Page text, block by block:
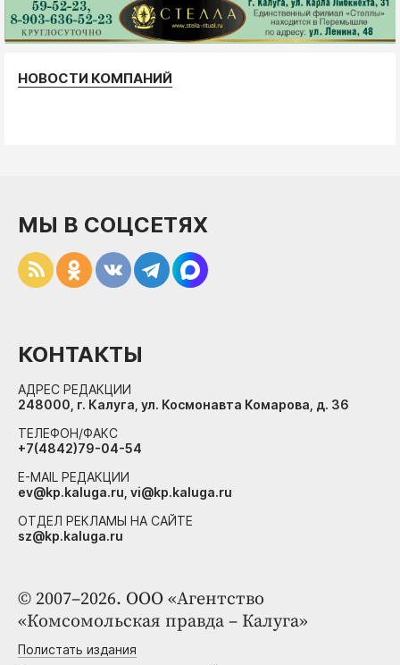
НОВОСТИ КОМПАНИЙ
© 2007–2026. ООО «Агентство
«Комсомольская правда – Калуга»
Полистать издания
МЫ В СОЦСЕТЯХ
КОНТАКТЫ
АДРЕС РЕДАКЦИИ
248000, г. Калуга, ул. Космонавта Комарова, д. 36
ТЕЛЕФОН/ФАКС
+7(4842)79-04-54
E-MAIL РЕДАКЦИИ
ev@kp.kaluga.ru, vi@kp.kaluga.ru
ОТДЕЛ РЕКЛАМЫ НА САЙТЕ
sz@kp.kaluga.ru